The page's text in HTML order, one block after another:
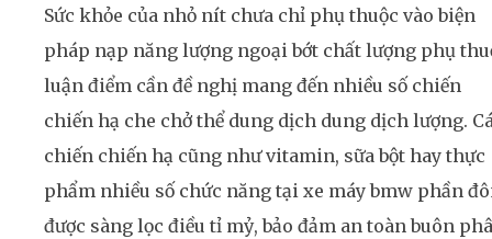
Sức khỏe của nhỏ nít chưa chỉ phụ thuộc vào biện
pháp nạp năng lượng ngoại bớt chất lượng phụ
luận điểm cần đề nghị mang đến nhiều số chiến
chiến hạ che chở thể dung dịch dung dịch lượng.
chiến chiến hạ cũng như vitamin, sữa bột hay thực
phẩm nhiều số chức năng tại xe máy bmw phần
được sàng lọc điều tỉ mỷ, bảo đảm an toàn buôn